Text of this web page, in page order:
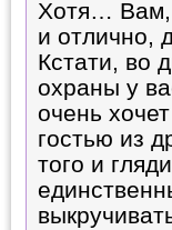
Хотя… Вам,
и отлично,
Кстати, во
охраны у
очень
гостью из
того и